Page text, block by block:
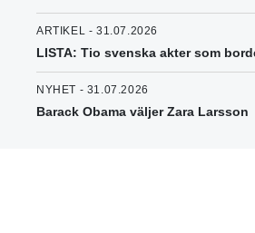
ARTIKEL - 31.07.2026
LISTA: Tio svenska akter som
NYHET - 31.07.2026
Barack Obama väljer Zara Larsson